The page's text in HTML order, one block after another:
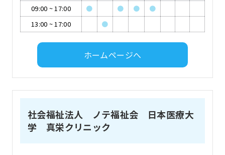
09:00 ~17:00 ● ● ●
●
13:00 ~17:00 ●
ホームページへ
社会福祉法人 ノテ福祉会 日本医療大
学 真栄クリニック